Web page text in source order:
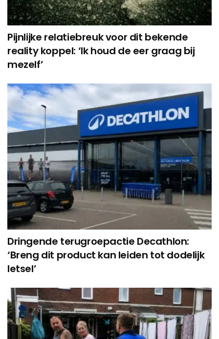
Pijnlijke relatiebreuk voor dit bekende
reality koppel: ‘Ik houd de eer graag bij
mezelf’
Dringende terugroepactie Decathlon:
‘Breng dit product kan leiden tot dodelijk
letsel’